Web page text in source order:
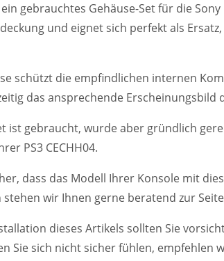
gebrauchtes Gehäuse-Set für die
und eignet sich perfekt als
schützt die empfindlichen internen
das ansprechende Erscheinungsbild
ist gebraucht, wurde aber gründlich
PS3 CECHH04.
dass das Modell Ihrer Konsole mit
wir Ihnen gerne beratend zur
dieses Artikels sollten Sie
Sie sich nicht sicher fühlen, empfehlen